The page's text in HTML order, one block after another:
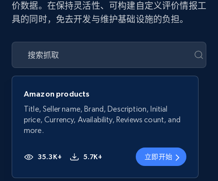
价数据。在保持灵活性、可构建自定义评价情报工
具的同时，免去开发与维护基础设施的负担。
Amazon products
Title, Seller name, Brand, Description, Initial
price, Currency, Availability, Reviews count, and
more.
35.3K+ 5.7K+ 立即开始